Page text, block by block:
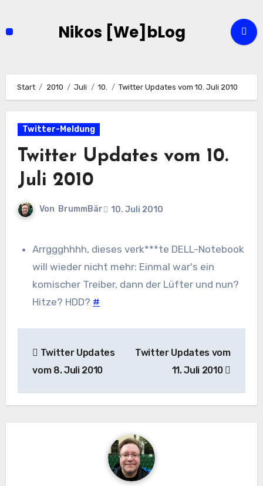
Nikos [We]bLog
Start 2010 Juli 10. Twitter Updates vom 10. Juli 2010
Twitter-Meldung
Twitter Updates vom 10.
Juli 2010
Von BrummBär 10. Juli 2010
Arrggghhhh, dieses verk***te DELL-Notebook
will wieder nicht mehr: Einmal war's ein
komischer Treiber, dann der Lüfter und nun?
Hitze? HDD? #
Twitter Updates
vom 8. Juli 2010
Twitter Updates vom
11. Juli 2010